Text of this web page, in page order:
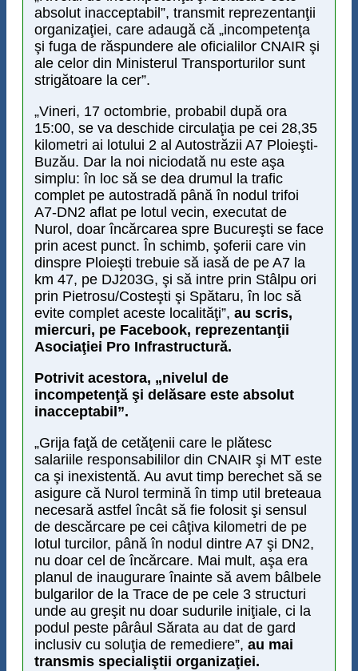
absolut inacceptabil”, transmit reprezentanţii
organizaţiei, care adaugă că „incompetenţa
şi fuga de răspundere ale oficialilor CNAIR şi
ale celor din Ministerul Transporturilor sunt
strigătoare la cer”.
„Vineri, 17 octombrie, probabil după ora
15:00, se va deschide circulaţia pe cei 28,35
kilometri ai lotului 2 al Autostrăzii A7 Ploieşti-
Buzău. Dar la noi niciodată nu este aşa
simplu: în loc să se dea drumul la trafic
complet pe autostradă până în nodul trifoi
A7-DN2 aflat pe lotul vecin, executat de
Nurol, doar încărcarea spre Bucureşti se face
prin acest punct. În schimb, şoferii care vin
dinspre Ploieşti trebuie să iasă de pe A7 la
km 47, pe DJ203G, şi să intre prin Stâlpu ori
prin Pietrosu/Costeşti şi Spătaru, în loc să
evite complet aceste localităţi”, au scris,
miercuri, pe Facebook, reprezentanţii
Asociaţiei Pro Infrastructură.
Potrivit acestora, „nivelul de
incompetenţă şi delăsare este absolut
inacceptabil”.
„Grija faţă de cetăţenii care le plătesc
salariile responsabililor din CNAIR şi MT este
ca şi inexistentă. Au avut timp berechet să se
asigure că Nurol termină în timp util breteaua
necesară astfel încât să fie folosit şi sensul
de descărcare pe cei câţiva kilometri de pe
lotul turcilor, până în nodul dintre A7 şi DN2,
nu doar cel de încărcare. Mai mult, aşa era
planul de inaugurare înainte să avem bâlbele
bulgarilor de la Trace de pe cele 3 structuri
unde au greşit nu doar sudurile iniţiale, ci la
podul peste pârâul Sărata au dat de gard
inclusiv cu soluţia de remediere”, au mai
transmis specialiştii organizaţiei.